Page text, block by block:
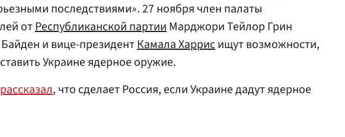
последствиями». 27 ноября член палаты
отРеспубликанской партииМарджори Тейлор Грин
и вице-президентКамала Харрисищут возможности,
Украине ядерное оружие.
рассказал, что сделает Россия, если Украине дадут ядерное